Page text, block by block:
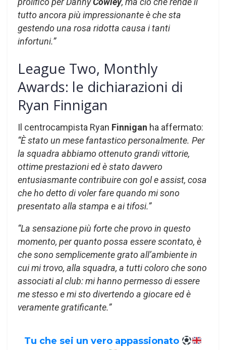
tutto ancora più impressionante è che sta
gestendo una rosa ridotta causa i tanti
infortuni.”
League Two, Monthly
Awards: le dichiarazioni di
Ryan Finnigan
Il centrocampista Ryan Finnigan ha affermato:
“È stato un mese fantastico personalmente. Per
la squadra abbiamo ottenuto grandi vittorie,
ottime prestazioni ed è stato davvero
entusiasmante contribuire con gol e assist, cosa
che ho detto di voler fare quando mi sono
presentato alla stampa e ai tifosi.”
“La sensazione più forte che provo in questo
momento, per quanto possa essere scontato, è
che sono semplicemente grato all’ambiente in
cui mi trovo, alla squadra, a tutti coloro che sono
associati al club: mi hanno permesso di essere
me stesso e mi sto divertendo a giocare ed è
veramente gratificante.”
Tu che sei un vero appassionato